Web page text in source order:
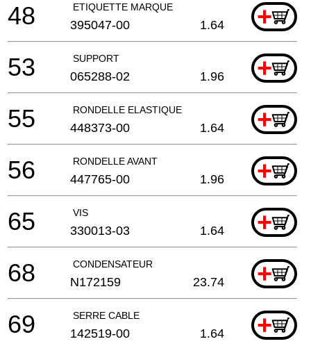
ETIQUETTE MARQUE +
48 395047-00 1.64
SUPPORT +
53 065288-02 1.96
RONDELLE ELASTIQUE +
55 448373-00 1.64
RONDELLE AVANT +
56 447765-00 1.96
VIS +
65 330013-03 1.64
CONDENSATEUR +
68 N172159 23.74
SERRE CABLE +
69 142519-00 1.64